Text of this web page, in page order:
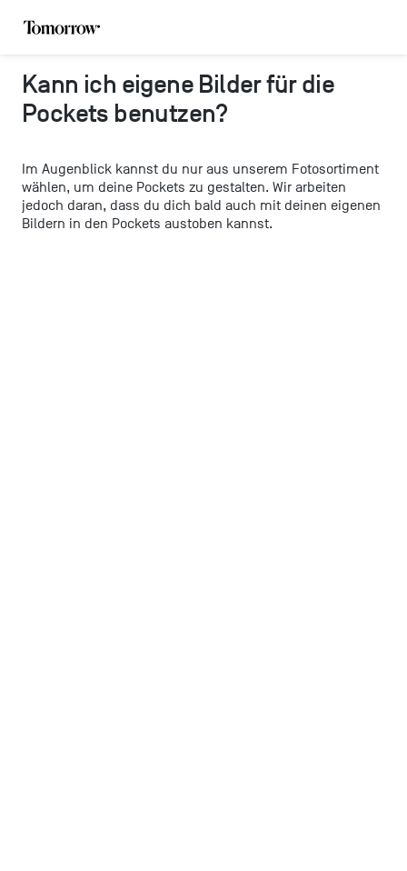
Kann ich eigene Bilder für die
Pockets benutzen?
Im Augenblick kannst du nur aus unserem Fotosortiment
wählen, um deine Pockets zu gestalten. Wir arbeiten
jedoch daran, dass du dich bald auch mit deinen eigenen
Bildern in den Pockets austoben kannst.